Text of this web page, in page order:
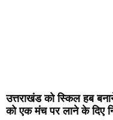
उत्तराखंड को स्किल हब
को एक मंच पर लाने के दिए